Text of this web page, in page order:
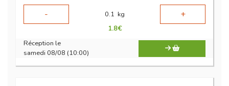
-
0.1 kg +
1.8€
Réception le
samedi 08/08 (10:00)